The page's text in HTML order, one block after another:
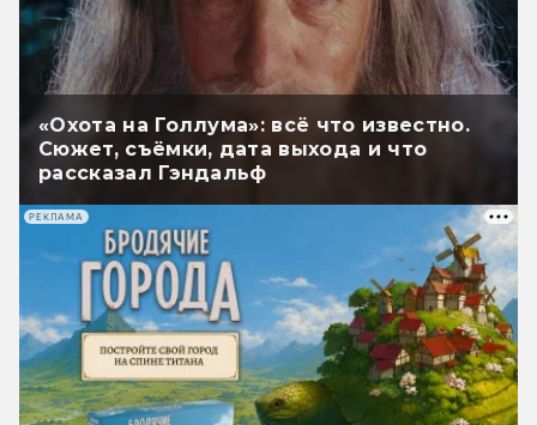
«Охота на Голлума»: всё что известно.
Сюжет, съёмки, дата выхода и что
рассказал Гэндальф
РЕКЛАМА